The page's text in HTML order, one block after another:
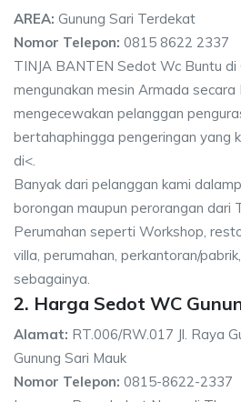
AREA: Gunung Sari Terdekat
Nomor Telepon: 0815 8622 2337
TINJA BANTEN Sedot Wc Buntu di
mengunakan mesin Armada
mengecewakan pelanggan
bertahaphingga pengeringan yang
di<.
Banyak dari pelanggan kami
borongan maupun perorangan dari
Perumahan seperti Workshop,
villa, perumahan, perkantoran/
sebagainya.
2. Harga Sedot WC
Alamat: RT.006/RW.017 Jl. Raya
Gunung Sari Mauk
Nomor Telepon: 0815-8622-2337